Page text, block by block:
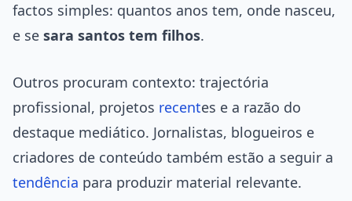
factos simples: quantos anos tem, onde nasceu,
e se sara santos tem filhos.
Outros procuram contexto: trajectória
profissional, projetos recentes e a razão do
destaque mediático. Jornalistas, blogueiros e
criadores de conteúdo também estão a seguir a
tendência para produzir material relevante.